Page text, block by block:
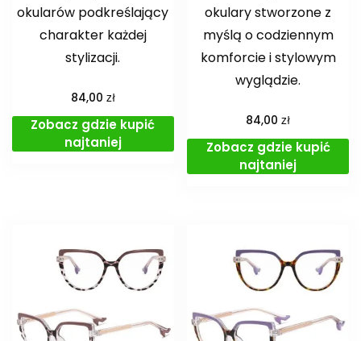
okularów podkreślający
charakter każdej
stylizacji.
84,00 zł
Zobacz gdzie kupić
najtaniej
okulary stworzone z
myślą o codziennym
komforcie i stylowym
wyglądzie.
84,00zł
Zobacz gdzie kupić
najtaniej